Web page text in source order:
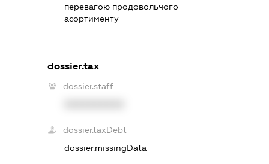
перевагою продовольчого
асортименту
dossier.tax
dossier.staff
dossier.taxDebt
dossier.missingData